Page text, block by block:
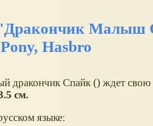
Малыш
Hasbro
дракончик Спайк () ждет
см.
языке: